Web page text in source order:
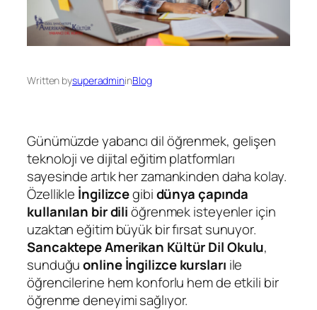
Written bysuperadmininBlog
Günümüzde yabancı dil öğrenmek, gelişen
teknoloji ve dijital eğitim platformları
sayesinde artık her zamankinden daha kolay.
Özellikle İngilizcegibidünya çapında
kullanılan bir diliöğrenmek isteyenler için
uzaktan eğitim büyük bir fırsat sunuyor.
Sancaktepe Amerikan Kültür Dil Okulu,
sunduğuonline İngilizce kursları ile
öğrencilerine hem konforlu hem de etkili bir
öğrenme deneyimi sağlıyor.